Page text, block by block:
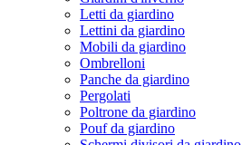
Letti da giardino
Lettini da giardino
Mobili da giardino
Ombrelloni
Panche da giardino
Pergolati
Poltrone da giardino
Pouf da giardino